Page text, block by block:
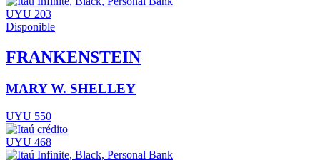
UYU 203
Disponible
FRANKENSTEIN
MARY W. SHELLEY
UYU 550
UYU 468